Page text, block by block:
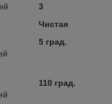
3
Чистая
5 град.
110 град.